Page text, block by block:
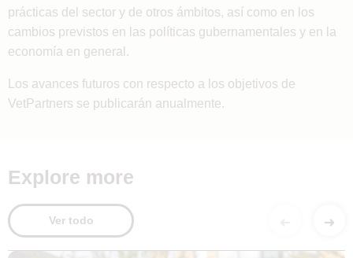
prácticas del sector y de otros ámbitos, así como en los
cambios previstos en las políticas gubernamentales y en la
economía en general.
Los avances futuros con respecto a los objetivos de
VetPartners se publicarán anualmente.
Explore more
Ver todo